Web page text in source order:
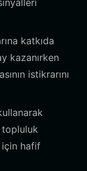
katkıda
kazanırken
istikrarını
topluluk
hafif